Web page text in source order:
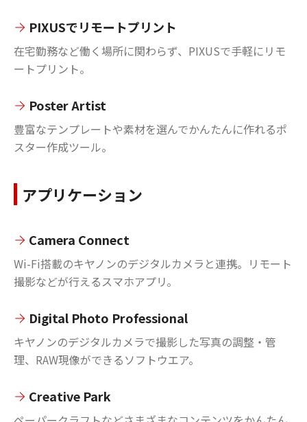
PIXUSでリモートプリント
在宅勤務など働く場所に関わらず、PIXUSで手軽にリモ
ートプリント。
Poster Artist
豊富なテンプレートや素材を選んでかんたんに作れるポ
スター作成ツール。
アプリケーション
Camera Connect
Wi-Fi搭載のキヤノンのデジタルカメラと連携。リモート
撮影などが行えるスマホアプリ。
Digital Photo Professional
キヤノンのデジタルカメラで撮影した写真の調整・管
理、RAW現像ができるソフトウエア。
Creative Park